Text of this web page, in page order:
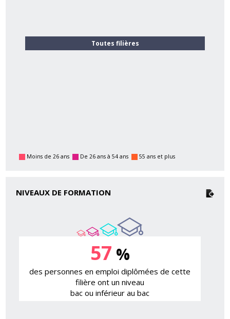
Toutes filières
Moins de 26 ans De 26 ans à 54 ans 55 ans et plus
NIVEAUX DE FORMATION
57 %
des personnes en emploi diplômées de cette
filière ont un niveau
bac ou inférieur au bac